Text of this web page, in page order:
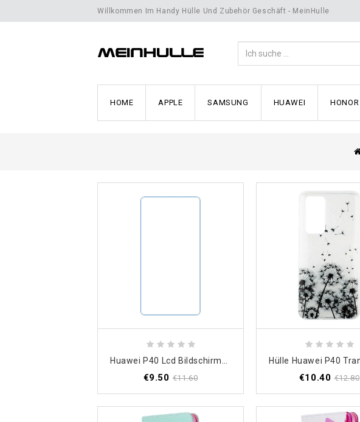
Willkommen Im Handy Hülle Und Zubehör Geschäft - MeinHulle
HOME APPLE SAMSUNG HUAWEI HONOR
€9.50 €11.60 €10.40 €12.80